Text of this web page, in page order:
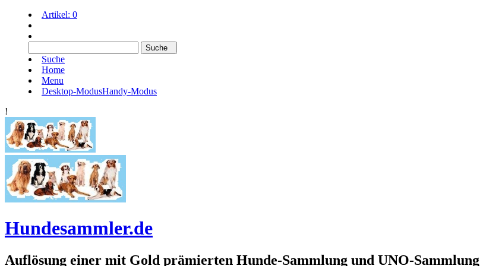
Artikel: 0
Suche
Home
Menu
Desktop-ModusHandy-Modus
!
Hundesammler.de
Auflösung einer mit Gold prämierten Hunde-Sammlung und UNO-Sammlung